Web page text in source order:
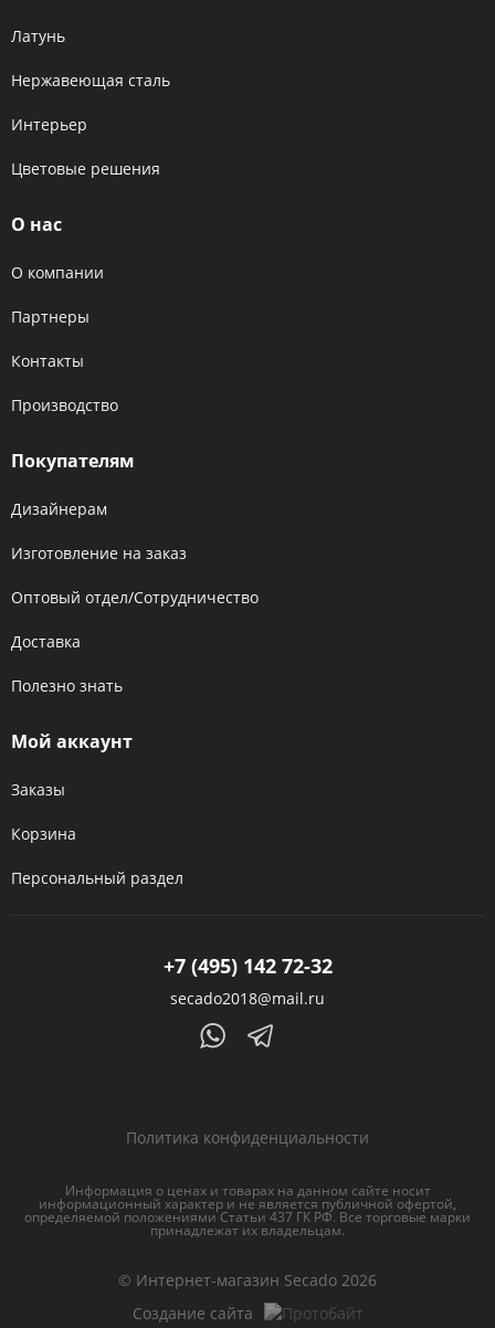
Латунь
Нержавеющая сталь
Интерьер
Цветовые решения
О нас
О компании
Партнеры
Контакты
Производство
Покупателям
Дизайнерам
Изготовление на заказ
Оптовый отдел/Сотрудничество
Доставка
Полезно знать
Мой аккаунт
Заказы
Корзина
Персональный раздел
+7 (495) 142 72-32
secado2018@mail.ru
Политика конфиденциальности
Информация о ценах и товарах на данном сайте носит
информационный характер и не является публичной офертой,
определяемой положениями Статьи 437 ГК РФ. Все торговые марки
принадлежат их владельцам.
© Интернет-магазин Secado 2026
Создание сайта